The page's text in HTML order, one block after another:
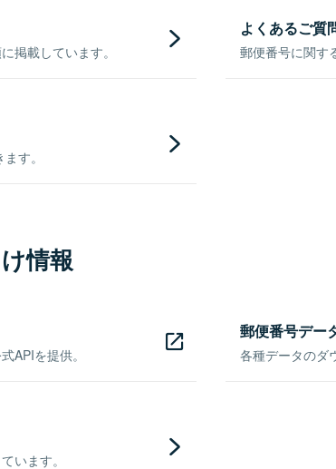
掲載しています。
よくあるご質
郵便番号に関す
す。
情報
APIを提供。
郵便番号デー
各種データのダ
います。